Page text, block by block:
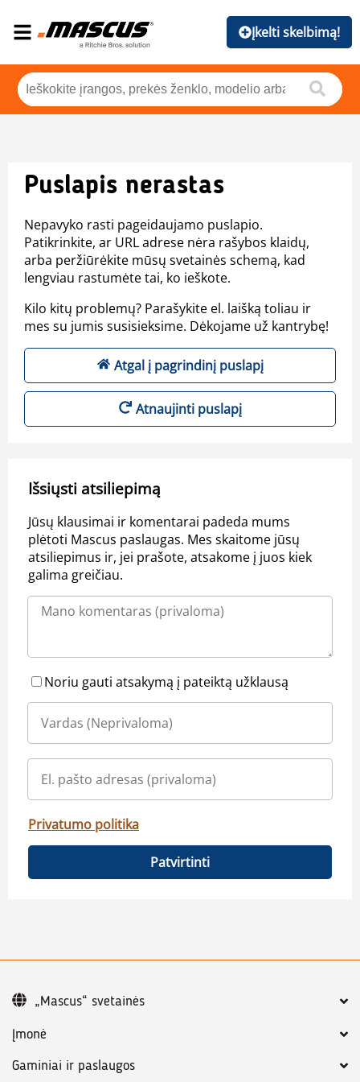
Įkelti skelbimą!
Puslapis nerastas
Nepavyko rasti pageidaujamo puslapio.
Patikrinkite, ar URL adrese nėra rašybos klaidų,
arba peržiūrėkite mūsų svetainės schemą, kad
lengviau rastumėte tai, ko ieškote.
Kilo kitų problemų? Parašykite el. laišką toliau ir
mes su jumis susisieksime. Dėkojame už kantrybę!
Atgal į pagrindinį puslapį
Atnaujinti puslapį
Išsiųsti atsiliepimą
Jūsų klausimai ir komentarai padeda mums
plėtoti Mascus paslaugas. Mes skaitome jūsų
atsiliepimus ir, jei prašote, atsakome į juos kiek
galima greičiau.
Noriu gauti atsakymą į pateiktą užklausą
Privatumo politika
Patvirtinti
Įmonė
Gaminiai ir paslaugos
„Mascus“ svetainės